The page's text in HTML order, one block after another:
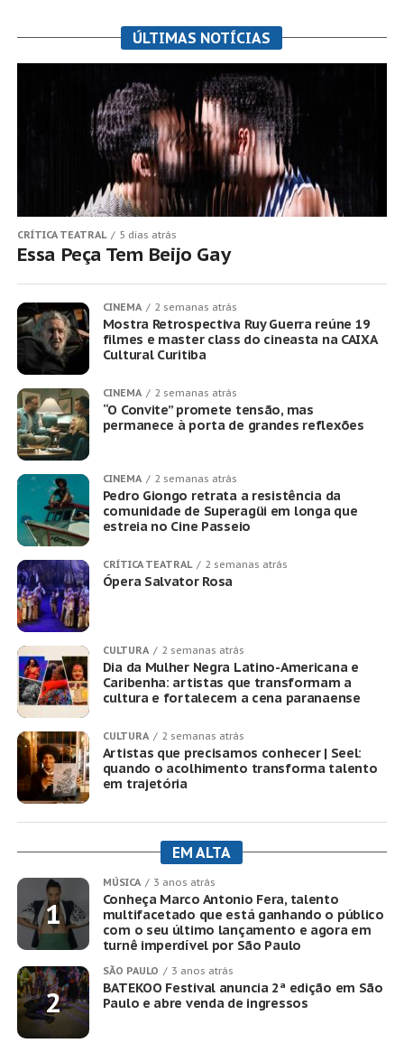
ÚLTIMAS NOTÍCIAS
CRÍTICA TEATRAL 5 dias atrás
Essa Peça Tem Beijo Gay
CINEMA 2 semanas atrás
Mostra Retrospectiva Ruy Guerra reúne 19
filmes e master class do cineasta na CAIXA
Cultural Curitiba
CINEMA 2 semanas atrás
“O Convite” promete tensão, mas
permanece à porta de grandes reflexões
CINEMA 2 semanas atrás
Pedro Giongo retrata a resistência da
comunidade de Superagüi em longa que
estreia no Cine Passeio
CRÍTICA TEATRAL 2 semanas atrás
Ópera Salvator Rosa
CULTURA 2 semanas atrás
Dia da Mulher Negra Latino-Americana e
Caribenha: artistas que transformam a
cultura e fortalecem a cena paranaense
CULTURA 2 semanas atrás
Artistas que precisamos conhecer | Seel:
quando o acolhimento transforma talento
em trajetória
EM ALTA
MÚSICA 3 anos atrás
Conheça Marco Antonio Fera, talento
multifacetado que está ganhando o público
com o seu último lançamento e agora em
turnê imperdível por São Paulo
SÃO PAULO 3 anos atrás
BATEKOO Festival anuncia 2ª edição em São
Paulo e abre venda de ingressos